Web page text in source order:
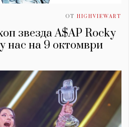
ОТ HIGHVIEWART
звезда A$AP Rocky
нас на 9 октомври